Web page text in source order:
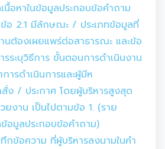
นื้อหาในข้อมูลประกอบข้อคำถาม
อ 2.1 มีลักษณะ / ประเภทข้อมูลที่
นต้องเผยแพร่ต่อสาธารณะ และข้อ
รระบุวิธีการ ขั้นตอนการดำเนินงาน
การดำเนินการและผู้มีห
สั่ง / ประกาศ โดยผู้บริหารสูงสุด
ยงาน เป็นไปตามข้อ 1. (ราย
ข้อมูลประกอบข้อคำถาม)
กข้อความ ที่ผู้บริหารลงนามในคำ